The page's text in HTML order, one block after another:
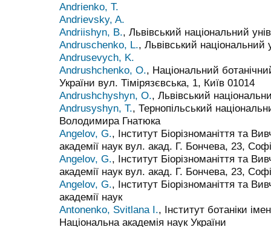
Andrienko, T.
Andrievsky, A.
Andriishyn, B., Львівський національний
Andruschenko, L., Львівський національний
Andrusevych, K.
Andrushchenko, O., Національний
України вул. Тімірязєвська, 1, Київ 01014
Andrushchyshyn, O., Львівський
Andrusyshyn, T., Тернопільський
Володимира Гнатюка
Angelov, G., Інститут Біорізноманіття та
академії наук вул. акад. Г. Бончева, 23,
Angelov, G., Інститут Біорізноманіття та
академії наук вул. акад. Г. Бончева, 23,
Angelov, G., Інститут Біорізноманіття та
академії наук
Antonenko, Svitlana I., Інститут ботаніки
Національна академія наук України